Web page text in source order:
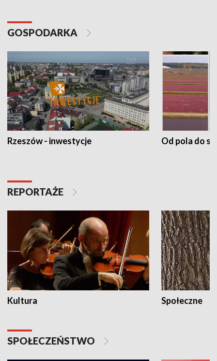
GOSPODARKA
Rzeszów - inwestycje Od pola do
REPORTAŻE
Kultura Społeczne
SPOŁECZEŃSTWO